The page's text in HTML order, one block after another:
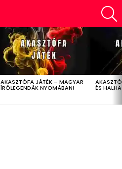
AKASZTÓFA JÁTÉK – MAGYAR
ÍRÓLEGENDÁK NYOMÁBAN! ÉS